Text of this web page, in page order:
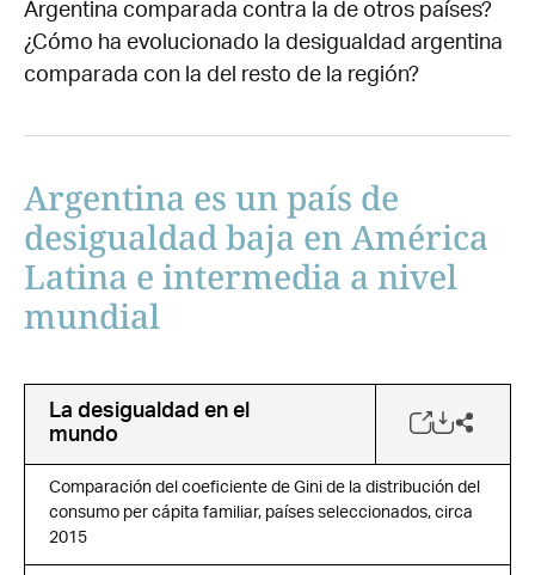
Argentina comparada contra la de otros países?
¿Cómo ha evolucionado la desigualdad argentina
comparada con la del resto de la región?
Argentina es un país de
desigualdad baja en América
Latina e intermedia a nivel
mundial
La desigualdad en el
mundo
Comparación del coeficiente de Gini de la distribución del
consumo per cápita familiar, países seleccionados, circa
2015